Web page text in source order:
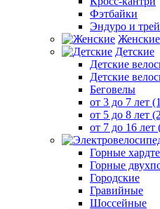
Фэтбайки
Эндуро и
Женские
Детские
Детские
Детские
Беговелы
от 3 до 7 лет
от 5 до 8 лет
от 7 до 16
Горные
Горные
Городские
Гравийные
Шоссейные